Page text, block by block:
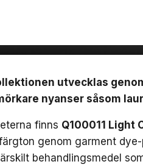
utvecklas
nyanser såsom
finns Q100011 Light
genom garment
behandlingsmedel